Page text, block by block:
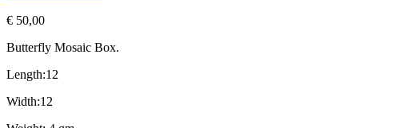
€ 50,00
Butterfly Mosaic Box.
Length:12
Width:12